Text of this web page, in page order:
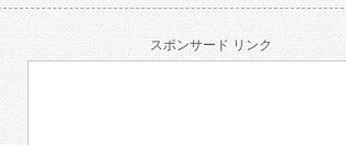
スポンサード リンク